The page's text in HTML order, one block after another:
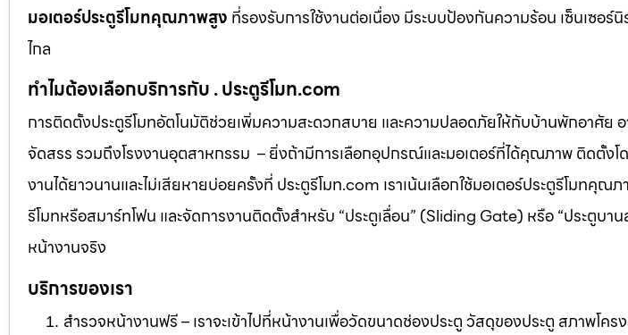
มอเตอร์ประตูรีโมทคุณภาพสูง ที่รองรับการใช้งานต่อเนื่อง มีระบบป้องกันความร้อน เซ็นเซอร์
ไกล
ทำไมต้องเลือกบริการกับ . ประตูรีโมท.com
การติดตั้งประตูรีโมทอัตโนมัติช่วยเพิ่มความสะดวกสบาย และความปลอดภัยให้กับบ้านพักอาศัย
จัดสรร รวมถึงโรงงานอุตสาหกรรม – ยิ่งถ้ามีการเลือกอุปกรณ์และมอเตอร์ที่ได้คุณภาพ ติดตั้งโ
งานได้ยาวนานและไม่เสียหายบ่อยครั้งที่ ประตูรีโมท.com เราเน้นเลือกใช้มอเตอร์ประตูรีโมทคุ
รีโมทหรือสมาร์ทโฟน และจัดการงานติดตั้งสำหรับ “ประตูเลื่อน” (Sliding Gate) หรือ “ประตู
หน้างานจริง
บริการของเรา
สำรวจหน้างานฟรี – เราจะเข้าไปที่หน้างานเพื่อวัดขนาดช่องประตู วัสดุของประตู สภาพโคร